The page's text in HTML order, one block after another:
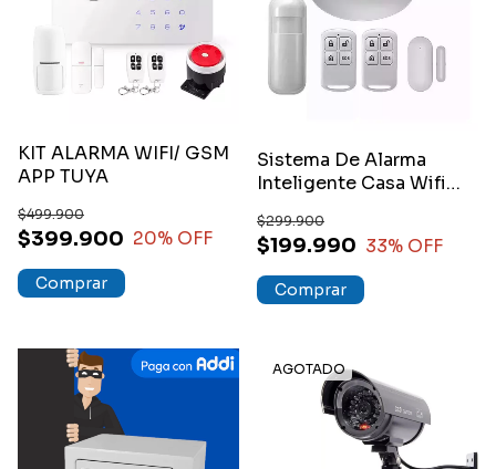
KIT ALARMA WIFI/ GSM
APP TUYA
$399.900
$499.900
20% OFF
Sistema De Alarma
Inteligente Casa Wifi
$199.990
$299.900
33% OFF
AGOTADO